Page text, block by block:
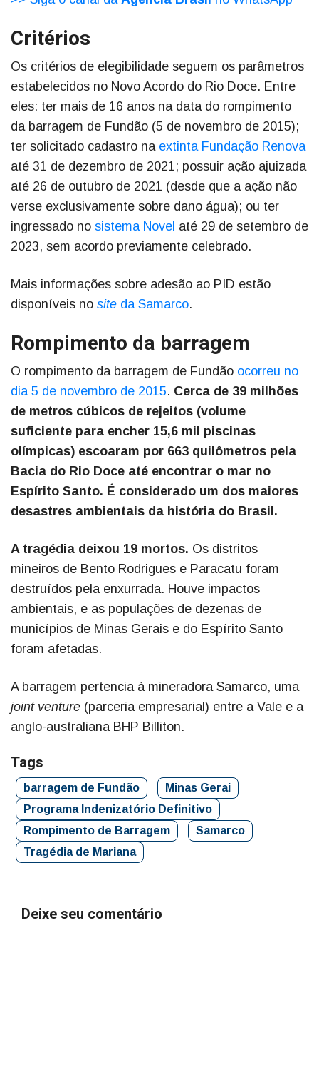
Critérios
Os critérios de elegibilidade seguem os parâmetros
estabelecidos no Novo Acordo do Rio Doce. Entre
eles: ter mais de 16 anos na data do rompimento
da barragem de Fundão (5 de novembro de 2015);
ter solicitado cadastro na extinta Fundação Renova
até 31 de dezembro de 2021; possuir ação ajuizada
até 26 de outubro de 2021 (desde que a ação não
verse exclusivamente sobre dano água); ou ter
ingressado no sistema Novel até 29 de setembro de
2023, sem acordo previamente celebrado.
Mais informações sobre adesão ao PID estão
disponíveis no site da Samarco.
Rompimento da barragem
O rompimento da barragem de Fundão ocorreu no
dia 5 de novembro de 2015. Cerca de 39 milhões
de metros cúbicos de rejeitos (volume
suficiente para encher 15,6 mil piscinas
olímpicas) escoaram por 663 quilômetros pela
Bacia do Rio Doce até encontrar o mar no
Espírito Santo. É considerado um dos maiores
desastres ambientais da história do Brasil.
A tragédia deixou 19 mortos. Os distritos
mineiros de Bento Rodrigues e Paracatu foram
destruídos pela enxurrada. Houve impactos
ambientais, e as populações de dezenas de
municípios de Minas Gerais e do Espírito Santo
foram afetadas.
A barragem pertencia à mineradora Samarco, uma
joint venture (parceria empresarial) entre a Vale e a
anglo-australiana BHP Billiton.
Tags
barragem de Fundão
Minas Gerai
Programa Indenizatório Definitivo
Rompimento de Barragem
Samarco
Tragédia de Mariana
Deixe seu comentário